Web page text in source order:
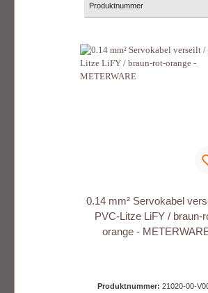
0.14 mm² Servokabel
PVC-Litze LiFY / braun-
orange -
Produktnummer: 21020-00-